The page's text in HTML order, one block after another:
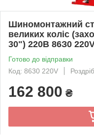
Шиномонтажний
великих коліс
30") 220B 86З0
Готово до відправки
Код: 8630 220V
Роздріб
162 800 ₴